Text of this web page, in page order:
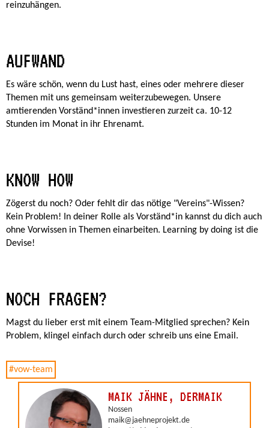
reinzuhängen.
AUFWAND
Es wäre schön, wenn du Lust hast, eines oder mehrere dieser
Themen mit uns gemeinsam weiterzubewegen. Unsere
amtierenden Vorständ*innen investieren zurzeit ca. 10-12
Stunden im Monat in ihr Ehrenamt.
KNOW HOW
Zögerst du noch? Oder fehlt dir das nötige "Vereins"-Wissen?
Kein Problem! In deiner Rolle als Vorständ*in kannst du dich auch
ohne Vorwissen in Themen einarbeiten. Learning by doing ist die
Devise!
NOCH FRAGEN?
Magst du lieber erst mit einem Team-Mitglied sprechen? Kein
Problem, klingel einfach durch oder schreib uns eine Email.